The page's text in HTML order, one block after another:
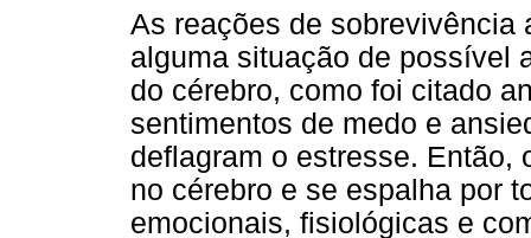
As reações de sobrevivência
alguma situação de possível
do cérebro, como foi citado
sentimentos de medo e
deflagram o estresse. Então,
no cérebro e se espalha por
emocionais, fisiológicas e